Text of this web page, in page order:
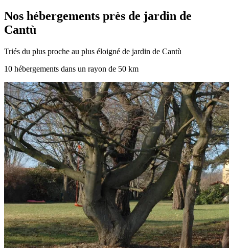
Nos hébergements près de jardin de
Cantù
Triés du plus proche au plus éloigné de jardin de Cantù
10 hébergements dans un rayon de 50 km